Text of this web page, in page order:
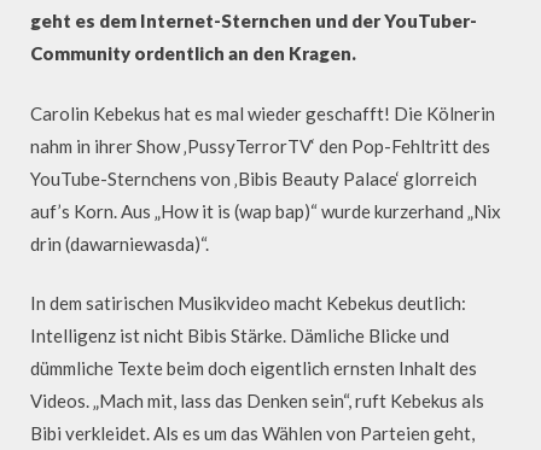
geht es dem Internet-Sternchen und der YouTuber-
Community ordentlich an den Kragen.
Carolin Kebekus hat es mal wieder geschafft! Die Kölnerin
nahm in ihrer Show ‚PussyTerrorTV‘ den Pop-Fehltritt des
YouTube-Sternchens von ‚Bibis Beauty Palace‘ glorreich
auf’s Korn. Aus „How it is (wap bap)“ wurde kurzerhand „Nix
drin (dawarniewasda)“.
In dem satirischen Musikvideo macht Kebekus deutlich:
Intelligenz ist nicht Bibis Stärke. Dämliche Blicke und
dümmliche Texte beim doch eigentlich ernsten Inhalt des
Videos. „Mach mit, lass das Denken sein“, ruft Kebekus als
Bibi verkleidet. Als es um das Wählen von Parteien geht,